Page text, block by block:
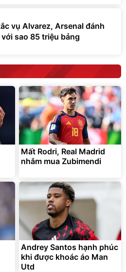
vụ Alvarez, Arsenal đánh
với sao 85 triệu bảng
Mất Rodri, Real Madrid
nhắm mua Zubimendi
Andrey Santos hạnh phúc
khi được khoác áo Man
Utd